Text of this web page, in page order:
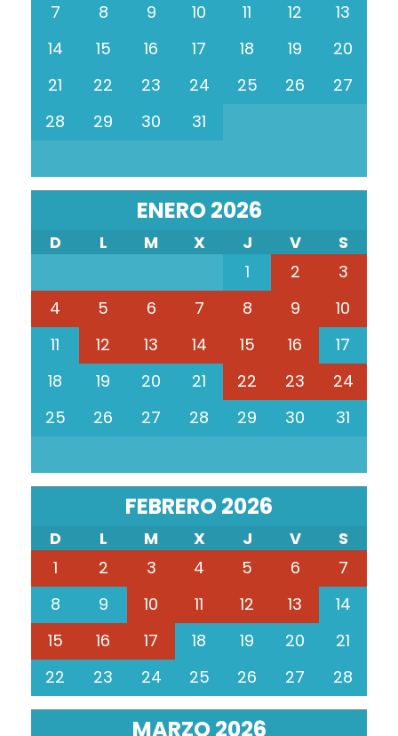
7
8 9 10 11 12
13
14
15 16 17 18 19
20
21
22 23 24 25 26
27
28
29 30 31
ENERO 2026
D L M X J V
S
1
2
3
4
5 6 7 8 9
10
11
12 13 14 15 16
17
18
19 20 21 22 23
24
25
26 27 28 29 30 31
FEBRERO 2026
D L M X J V
S
1
2 3 4 5 6
7
8
9 10 11 12 13
14
15
16 17 18 19 20
21
22
23 24 25 26 27 28
MARZO 2026